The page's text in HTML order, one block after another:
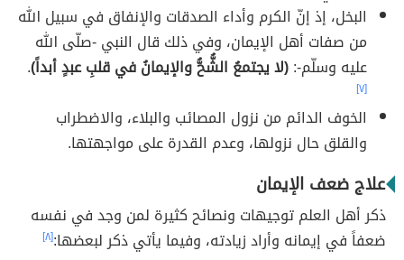
البخل، إذ إنّ الكرم وأداء الصدقات والإنفاق في سبيل الله
من صفات أهل الإيمان، وفي ذلك قال النبي -صلّى الله
عليه وسلّم-:(لا يجتمعُ الشُّحُّ والإيمانُ في قلبِ عبدٍ أبداً).
[٧]
الخوف الدائم من نزول المصائب والبلاء، والاضطراب
والقلق حال نزولها، وعدم القدرة على مواجهتها.
علاج ضعف الإيمان
ذكر أهل العلم توجيهات ونصائح كثيرة لمن وجد في نفسه
ضعفاً في إيمانه وأراد زيادته، وفيما يأتي ذكر لبعضها:[٨]